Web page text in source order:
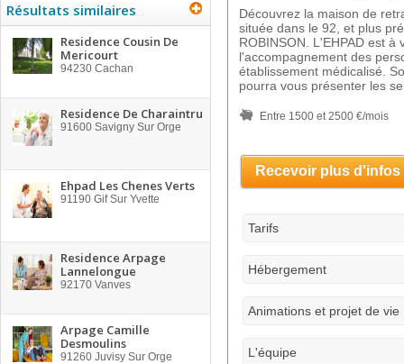
Résultats similaires
Residence Cousin De
Mericourt
94230 Cachan
Residence De Charaintru
91600 Savigny Sur Orge
Ehpad Les Chenes Verts
91190 Gif Sur Yvette
Residence Arpage
Lannelongue
92170 Vanves
Arpage Camille
Desmoulins
91260 Juvisy Sur Orge
Découvrez la maison de
située dans le 92, et plus
ROBINSON. L'EHPAD est à
l'accompagnement des
établissement médicalisé.
pourra vous présenter les
Entre 1500 et 2500 €/mois
Recevoir plus d'infos
Tarifs
Hébergement
Animations et projet de vie
L'équipe